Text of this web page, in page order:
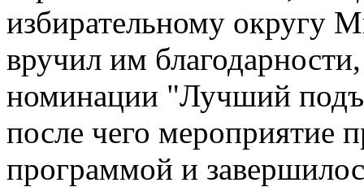
избирательному округу
вручил им
номинации "Лучший
после чего мероприятие
программой и